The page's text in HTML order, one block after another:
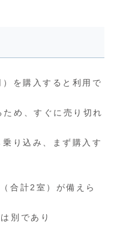
を購入すると利用で
め、すぐに売り切れ
り込み、まず購入す
合計2室）が備えら
別であり